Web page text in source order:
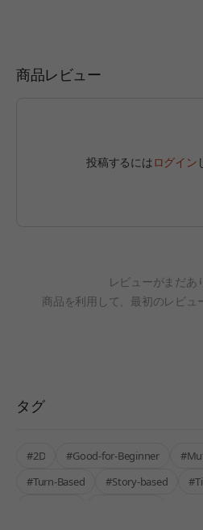
商品レビュー
投稿するにはログイン
レビューがまだあ
商品を利用して、最初のレビュ
タグ
#2D #Good-for-Beginner
#Turn-Based
#Story-based